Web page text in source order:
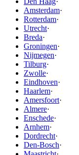
Amsterdam·
Rotterdam·
Utrecht·
Breda·
Groningen·
Nijmegen·
Tilburg·
Zwolle·
Eindhoven·
Haarlem·
Amersfoort·
Almere·
Enschede·
Arnhem·
Dordrecht·
Den-Bosch·